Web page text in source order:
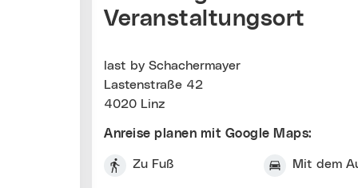
Veranstaltungsort
last by Schachermayer
Lastenstraße 42
4020 Linz
Anreise planen mit Google Maps:
Zu Fuß Mit dem